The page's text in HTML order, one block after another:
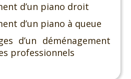
d’un piano droit
d’un piano à queue
d’un déménagement
professionnels